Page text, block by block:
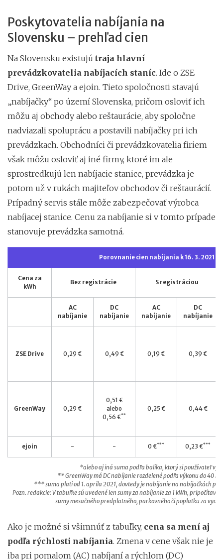
Poskytovatelia nabíjania na
Slovensku – prehľad cien
Na Slovensku existujú traja hlavní
prevádzkovatelia nabíjacích staníc. Ide o ZSE
Drive, GreenWay a ejoin. Tieto spoločnosti stavajú
„nabíjačky“ po území Slovenska, pričom osloviť ich
môžu aj obchody alebo reštaurácie, aby spoločne
nadviazali spoluprácu a postavili nabíjačky pri ich
prevádzkach. Obchodníci či prevádzkovatelia firiem
však môžu osloviť aj iné firmy, ktoré im ale
sprostredkujú len nabíjacie stanice, prevádzka je
potom už v rukách majiteľov obchodov či reštaurácií.
Prípadný servis stále môže zabezpečovať výrobca
nabíjacej stanice. Cenu za nabíjanie si v tomto prípade
stanovuje prevádzka samotná.
*alebo aj iná suma podľa balíka, ktorý si používateľ
** GreenWay má DC nabíjanie rozdelené podľa výkonu do 40 kW
*** suma platí od 1. apríla 2021, dovtedy je nabíjanie na nabíjačkách
Pozn. redakcie: V tabuľke sú uvedené len sumy za nabíjanie za 1 kWh,
sumy mesačného predplatného, parkovného či poplatku za
Porovnanie cien nabíjania k 16. 3. 2021
Cena za
kWh
Bez registrácie S registráciou
AC
nabíjanie
DC
nabíjanie
AC
nabíjanie
DC
nabíjanie
ZSE Drive 0,29 € 0,49 € 0,19 € 0,39 €
GreenWay 0,29 €
0,51 €
alebo
0,56 €**
0,25 € 0,44 €
ejoin - - 0 €*** 0,23 €***
Ako je možné si všimnúť z tabuľky, cena sa mení aj
podľa rýchlosti nabíjania. Zmena v cene však nie je
iba pri pomalom (AC) nabíjaní a rýchlom (DC)